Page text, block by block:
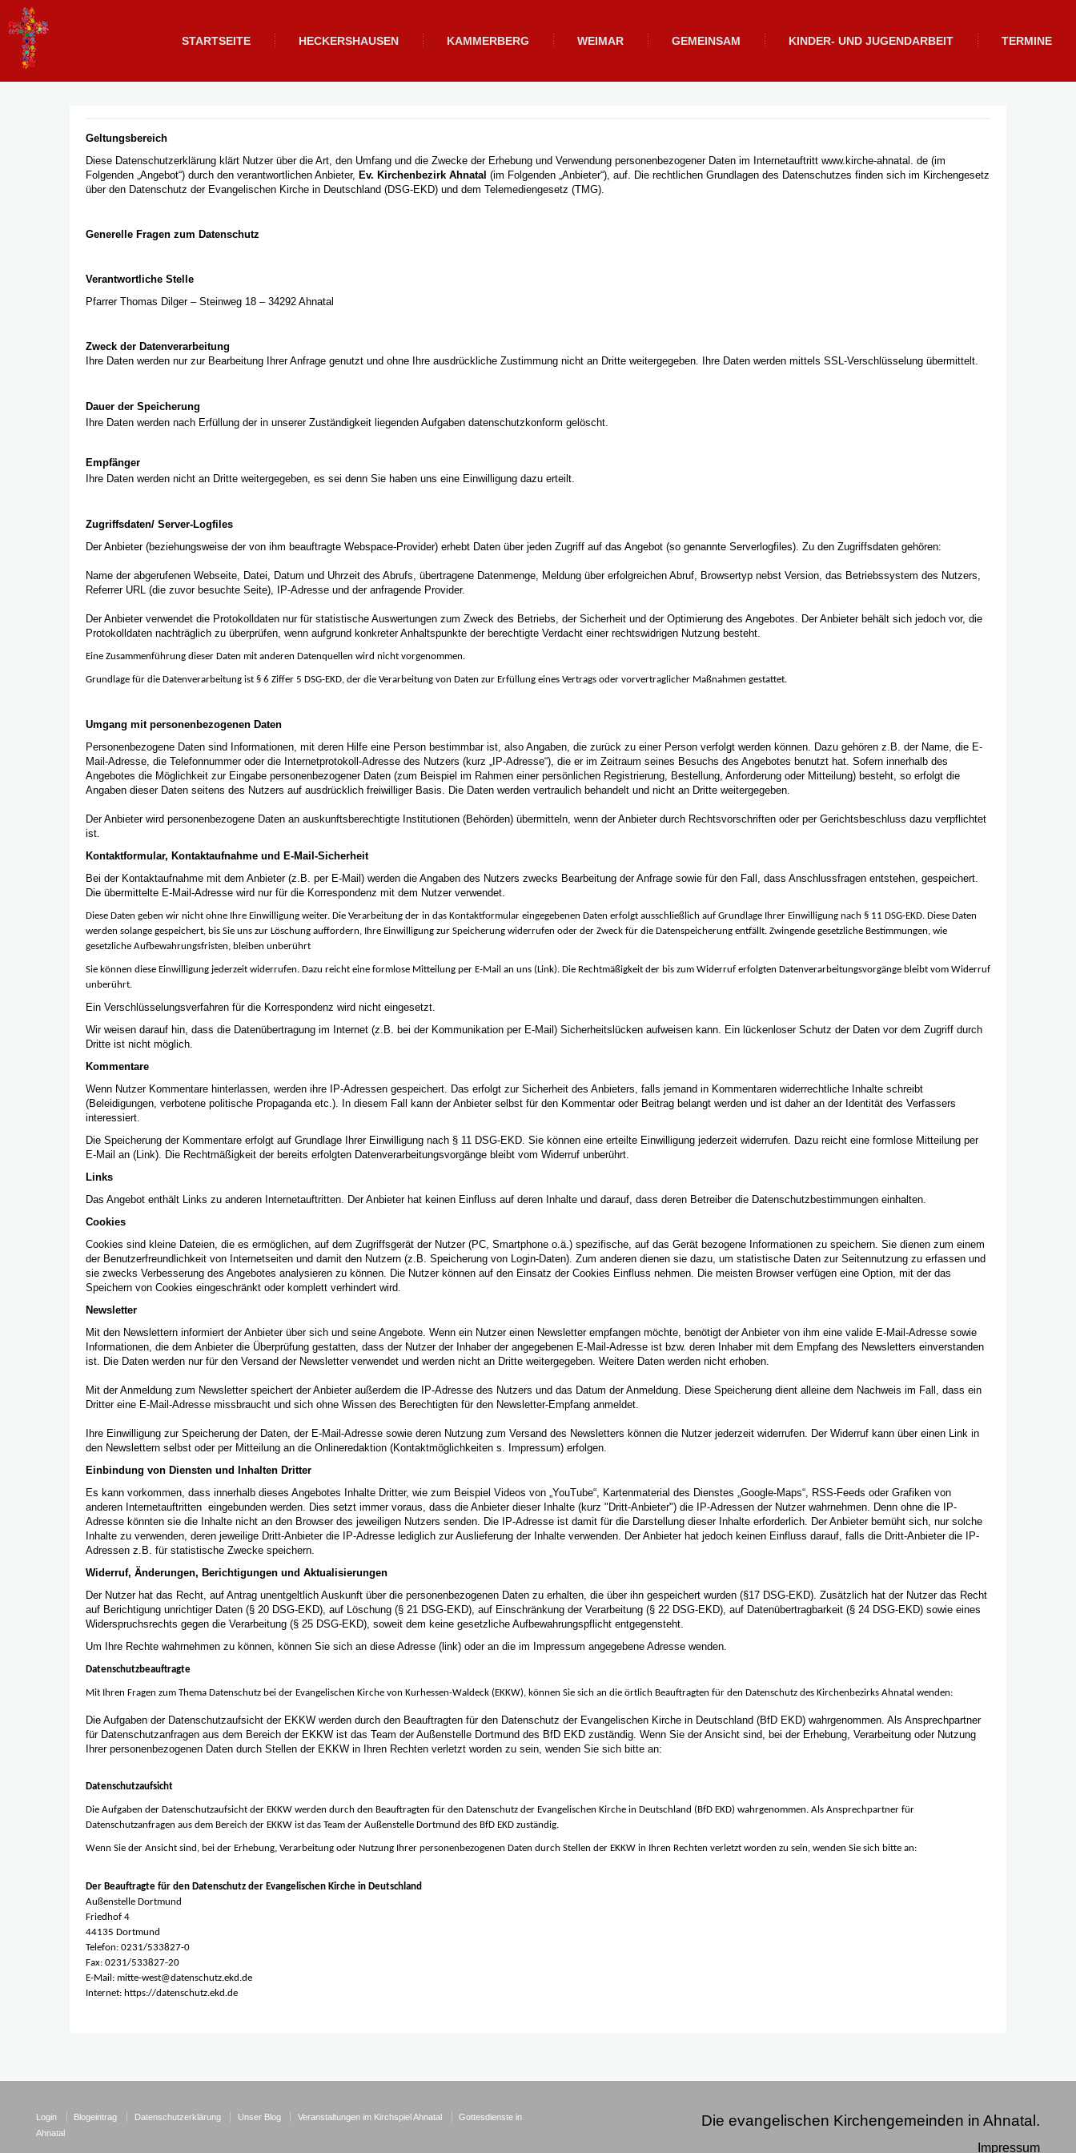
STARTSEITE HECKERSHAUSEN KAMMERBERG WEIMAR GEMEINSAM KINDER- UND JUGENDARBEIT TERMINE
Geltungsbereich
Diese Datenschutzerklärung klärt Nutzer über die Art, den Umfang und die Zwecke der Erhebung und Verwendung personenbezogener Daten im Internetauftritt www.kirche-ahnatal . de (im
Folgenden „Angebot“) durch den verantwortlichen Anbieter, Ev. Kirchenbezirk Ahnatal (im Folgenden „Anbieter“), auf. Die rechtlichen Grundlagen des Datenschutzes finden sich im Kirchengesetz
über den Datenschutz der Evangelischen Kirche in Deutschland (DSG-EKD) und dem Telemediengesetz (TMG).
Generelle Fragen zum Datenschutz
Verantwortliche Stelle
Pfarrer Thomas Dilger – Steinweg 18 – 34292 Ahnatal
Zweck der Datenverarbeitung
Ihre Daten werden nur zur Bearbeitung Ihrer Anfrage genutzt und ohne Ihre ausdrückliche Zustimmung nicht an Dritte weitergegeben. Ihre Daten werden mittels SSL-Verschlüsselung übermittelt.
Dauer der Speicherung
Ihre Daten werden nach Erfüllung der in unserer Zuständigkeit liegenden Aufgaben datenschutzkonform gelöscht.
Empfänger
Ihre Daten werden nicht an Dritte weitergegeben, es sei denn Sie haben uns eine Einwilligung dazu erteilt.
Zugriffsdaten/ Server-Logfiles
Der Anbieter (beziehungsweise der von ihm beauftragte Webspace-Provider) erhebt Daten über jeden Zugriff auf das Angebot (so genannte Serverlogfiles). Zu den Zugriffsdaten gehören:
Name der abgerufenen Webseite, Datei, Datum und Uhrzeit des Abrufs, übertragene Datenmenge, Meldung über erfolgreichen Abruf, Browsertyp nebst Version, das Betriebssystem des Nutzers,
Referrer URL (die zuvor besuchte Seite), IP-Adresse und der anfragende Provider.
Der Anbieter verwendet die Protokolldaten nur für statistische Auswertungen zum Zweck des Betriebs, der Sicherheit und der Optimierung des Angebotes. Der Anbieter behält sich jedoch vor, die
Protokolldaten nachträglich zu überprüfen, wenn aufgrund konkreter Anhaltspunkte der berechtigte Verdacht einer rechtswidrigen Nutzung besteht.
Eine Zusammenführung dieser Daten mit anderen Datenquellen wird nicht vorgenommen.
Grundlage für die Datenverarbeitung ist § 6 Ziffer 5 DSG-EKD, der die Verarbeitung von Daten zur Erfüllung eines Vertrags oder vorvertraglicher Maßnahmen gestattet.
Umgang mit personenbezogenen Daten
Personenbezogene Daten sind Informationen, mit deren Hilfe eine Person bestimmbar ist, also Angaben, die zurück zu einer Person verfolgt werden können. Dazu gehören z.B. der Name, die E-
Mail-Adresse, die Telefonnummer oder die Internetprotokoll-Adresse des Nutzers (kurz „IP-Adresse“), die er im Zeitraum seines Besuchs des Angebotes benutzt hat. Sofern innerhalb des
Angebotes die Möglichkeit zur Eingabe personenbezogener Daten (zum Beispiel im Rahmen einer persönlichen Registrierung, Bestellung, Anforderung oder Mitteilung) besteht, so erfolgt die
Angaben dieser Daten seitens des Nutzers auf ausdrücklich freiwilliger Basis. Die Daten werden vertraulich behandelt und nicht an Dritte weitergegeben.
Der Anbieter wird personenbezogene Daten an auskunftsberechtigte Institutionen (Behörden) übermitteln, wenn der Anbieter durch Rechtsvorschriften oder per Gerichtsbeschluss dazu verpflichtet
ist.
Kontaktformular, Kontaktaufnahme und E-Mail-Sicherheit
Bei der Kontaktaufnahme mit dem Anbieter (z.B. per E-Mail) werden die Angaben des Nutzers zwecks Bearbeitung der Anfrage sowie für den Fall, dass Anschlussfragen entstehen, gespeichert.
Die übermittelte E-Mail-Adresse wird nur für die Korrespondenz mit dem Nutzer verwendet.
Diese Daten geben wir nicht ohne Ihre Einwilligung weiter. Die Verarbeitung der in das Kontaktformular eingegebenen Daten erfolgt ausschließlich auf Grundlage Ihrer Einwilligung nach § 11 DSG-EKD. Diese Daten
werden solange gespeichert, bis Sie uns zur Löschung auffordern, Ihre Einwilligung zur Speicherung widerrufen oder der Zweck für die Datenspeicherung entfällt. Zwingende gesetzliche Bestimmungen, wie
gesetzliche Aufbewahrungsfristen, bleiben unberührt
Sie können diese Einwilligung jederzeit widerrufen. Dazu reicht eine formlose Mitteilung per E-Mail an uns (Link). Die Rechtmäßigkeit der bis zum Widerruf erfolgten Datenverarbeitungsvorgänge bleibt vom Widerruf
unberührt.
Ein Verschlüsselungsverfahren für die Korrespondenz wird nicht eingesetzt.
Wir weisen darauf hin, dass die Datenübertragung im Internet (z.B. bei der Kommunikation per E-Mail) Sicherheitslücken aufweisen kann. Ein lückenloser Schutz der Daten vor dem Zugriff durch
Dritte ist nicht möglich.
Kommentare
Wenn Nutzer Kommentare hinterlassen, werden ihre IP-Adressen gespeichert. Das erfolgt zur Sicherheit des Anbieters, falls jemand in Kommentaren widerrechtliche Inhalte schreibt
(Beleidigungen, verbotene politische Propaganda etc.). In diesem Fall kann der Anbieter selbst für den Kommentar oder Beitrag belangt werden und ist daher an der Identität des Verfassers
interessiert.
Die Speicherung der Kommentare erfolgt auf Grundlage Ihrer Einwilligung nach § 11 DSG-EKD. Sie können eine erteilte Einwilligung jederzeit widerrufen. Dazu reicht eine formlose Mitteilung per
E-Mail an (Link). Die Rechtmäßigkeit der bereits erfolgten Datenverarbeitungsvorgänge bleibt vom Widerruf unberührt.
Links
Das Angebot enthält Links zu anderen Internetauftritten. Der Anbieter hat keinen Einfluss auf deren Inhalte und darauf, dass deren Betreiber die Datenschutzbestimmungen einhalten.
Cookies
Cookies sind kleine Dateien, die es ermöglichen, auf dem Zugriffsgerät der Nutzer (PC, Smartphone o.ä.) spezifische, auf das Gerät bezogene Informationen zu speichern. Sie dienen zum einem
der Benutzerfreundlichkeit von Internetseiten und damit den Nutzern (z.B. Speicherung von Login-Daten). Zum anderen dienen sie dazu, um statistische Daten zur Seitennutzung zu erfassen und
sie zwecks Verbesserung des Angebotes analysieren zu können. Die Nutzer können auf den Einsatz der Cookies Einfluss nehmen. Die meisten Browser verfügen eine Option, mit der das
Speichern von Cookies eingeschränkt oder komplett verhindert wird.
Newsletter
Mit den Newslettern informiert der Anbieter über sich und seine Angebote. Wenn ein Nutzer einen Newsletter empfangen möchte, benötigt der Anbieter von ihm eine valide E-Mail-Adresse sowie
Informationen, die dem Anbieter die Überprüfung gestatten, dass der Nutzer der Inhaber der angegebenen E-Mail-Adresse ist bzw. deren Inhaber mit dem Empfang des Newsletters einverstanden
ist. Die Daten werden nur für den Versand der Newsletter verwendet und werden nicht an Dritte weitergegeben. Weitere Daten werden nicht erhoben.
Mit der Anmeldung zum Newsletter speichert der Anbieter außerdem die IP-Adresse des Nutzers und das Datum der Anmeldung. Diese Speicherung dient alleine dem Nachweis im Fall, dass ein
Dritter eine E-Mail-Adresse missbraucht und sich ohne Wissen des Berechtigten für den Newsletter-Empfang anmeldet.
Ihre Einwilligung zur Speicherung der Daten, der E-Mail-Adresse sowie deren Nutzung zum Versand des Newsletters können die Nutzer jederzeit widerrufen. Der Widerruf kann über einen Link in
den Newslettern selbst oder per Mitteilung an die Onlineredaktion (Kontaktmöglichkeiten s. Impressum) erfolgen.
Einbindung von Diensten und Inhalten Dritter
Es kann vorkommen, dass innerhalb dieses Angebotes Inhalte Dritter, wie zum Beispiel Videos von „YouTube“, Kartenmaterial des Dienstes „Google-Maps“, RSS-Feeds oder Grafiken von
anderen Internetauftritten eingebunden werden. Dies setzt immer voraus, dass die Anbieter dieser Inhalte (kurz "Dritt-Anbieter") die IP-Adressen der Nutzer wahrnehmen. Denn ohne die IP-
Adresse könnten sie die Inhalte nicht an den Browser des jeweiligen Nutzers senden. Die IP-Adresse ist damit für die Darstellung dieser Inhalte erforderlich. Der Anbieter bemüht sich, nur solche
Inhalte zu verwenden, deren jeweilige Dritt-Anbieter die IP-Adresse lediglich zur Auslieferung der Inhalte verwenden. Der Anbieter hat jedoch keinen Einfluss darauf, falls die Dritt-Anbieter die IP-
Adressen z.B. für statistische Zwecke speichern.
Widerruf, Änderungen, Berichtigungen und Aktualisierungen
Der Nutzer hat das Recht, auf Antrag unentgeltlich Auskunft über die personenbezogenen Daten zu erhalten, die über ihn gespeichert wurden (§17 DSG-EKD). Zusätzlich hat der Nutzer das Recht
auf Berichtigung unrichtiger Daten (§ 20 DSG-EKD), auf Löschung (§ 21 DSG-EKD), auf Einschränkung der Verarbeitung (§ 22 DSG-EKD), auf Datenübertragbarkeit (§ 24 DSG-EKD) sowie eines
Widerspruchsrechts gegen die Verarbeitung (§ 25 DSG-EKD), soweit dem keine gesetzliche Aufbewahrungspflicht entgegensteht.
Um Ihre Rechte wahrnehmen zu können, können Sie sich an diese Adresse (link) oder an die im Impressum angegebene Adresse wenden.
Datenschutzbeauftragte
Mit Ihren Fragen zum Thema Datenschutz bei der Evangelischen Kirche von Kurhessen-Waldeck (EKKW), können Sie sich an die örtlich Beauftragten für den Datenschutz des Kirchenbezirks Ahnatal wenden:
Die Aufgaben der Datenschutzaufsicht der EKKW werden durch den Beauftragten für den Datenschutz der Evangelischen Kirche in Deutschland (BfD EKD) wahrgenommen. Als Ansprechpartner
für Datenschutzanfragen aus dem Bereich der EKKW ist das Team der Außenstelle Dortmund des BfD EKD zuständig. Wenn Sie der Ansicht sind, bei der Erhebung, Verarbeitung oder Nutzung
Ihrer personenbezogenen Daten durch Stellen der EKKW in Ihren Rechten verletzt worden zu sein, wenden Sie sich bitte an:
Datenschutzaufsicht
Die Aufgaben der Datenschutzaufsicht der EKKW werden durch den Beauftragten für den Datenschutz der Evangelischen Kirche in Deutschland (BfD EKD) wahrgenommen. Als Ansprechpartner für
Datenschutzanfragen aus dem Bereich der EKKW ist das Team der Außenstelle Dortmund des BfD EKD zuständig.
Wenn Sie der Ansicht sind, bei der Erhebung, Verarbeitung oder Nutzung Ihrer personenbezogenen Daten durch Stellen der EKKW in Ihren Rechten verletzt worden zu sein, wenden Sie sich bitte an:
Der Beauftragte für den Datenschutz der Evangelischen Kirche in Deutschland
Außenstelle Dortmund
Friedhof 4
44135 Dortmund
Telefon: 0231/533827-0
Fax: 0231/533827-20
E-Mail: mitte-west@datenschutz.ekd.de
Internet: https://datenschutz.ekd.de
Login Blogeintrag Datenschutzerklärung Unser Blog Veranstaltungen im Kirchspiel Ahnatal
Gottesdienste in
Ahnatal
Die evangelischen Kirchengemeinden in Ahnatal.
Impressum